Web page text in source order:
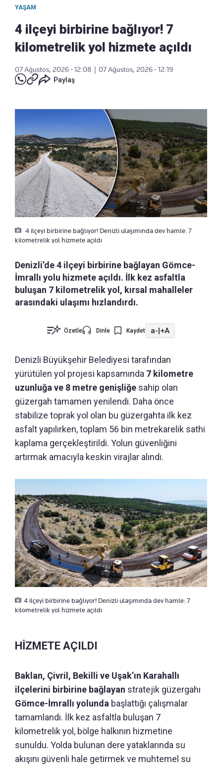
YAŞAM
4 ilçeyi birbirine bağlıyor! 7
kilometrelik yol hizmete açıldı
07 Ağustos, 2026 - 12:08
07 Ağustos, 2026 - 12:19
Paylaş
4 ilçeyi birbirine bağlıyor! Denizli ulaşımında dev hamle: 7
kilometrelik yol hizmete açıldı
Denizli’de 4 ilçeyi birbirine bağlayan Gömce-
İmrallı yolu hizmete açıldı. İlk kez asfaltla
buluşan 7 kilometrelik yol, kırsal mahalleler
arasındaki ulaşımı hızlandırdı.
Özetle Dinle Kaydet a-|+A
Denizli Büyükşehir Belediyesi tarafından
yürütülen yol projesi kapsamında 7 kilometre
uzunluğa ve 8 metre genişliğe sahip olan
güzergah tamamen yenilendi. Daha önce
stabilize toprak yol olan bu güzergahta ilk kez
asfalt yapılırken, toplam 56 bin metrekarelik sathi
kaplama gerçekleştirildi. Yolun güvenliğini
artırmak amacıyla keskin virajlar alındı.
4 ilçeyi birbirine bağlıyor! Denizli ulaşımında dev hamle: 7
kilometrelik yol hizmete açıldı
HİZMETE AÇILDI
Baklan, Çivril, Bekilli ve Uşak’ın Karahallı
ilçelerini birbirine bağlayan stratejik güzergahı
Gömce-İmrallı yolunda başlattığı çalışmalar
tamamlandı. İlk kez asfaltla buluşan 7
kilometrelik yol, bölge halkının hizmetine
sunuldu. Yolda bulunan dere yataklarında su
akışını güvenli hale getirmek ve muhtemel su